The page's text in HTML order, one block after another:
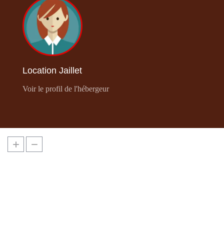
Location Jaillet
Voir le profil de l'hébergeur